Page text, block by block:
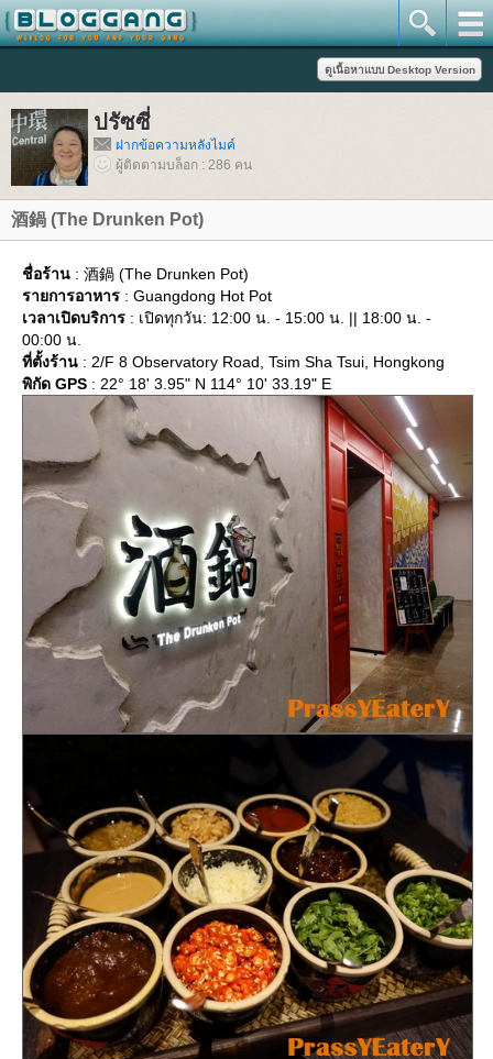
ปรัซซี่
ฝากข้อความหลังไมค์
ผู้ติดตามบล็อก : 286 คน
酒鍋 (The Drunken Pot)
ชื่อร้าน : 酒鍋 (The Drunken Pot)
รายการอาหาร : Guangdong Hot Pot
เวลาเปิดบริการ : เปิดทุกวัน: 12:00 น. - 15:00 น. || 18:00 น. -
00:00 น.
ที่ตั้งร้าน : 2/F 8 Observatory Road, Tsim Sha Tsui, Hongkong
พิกัด GPS : 22° 18' 3.95" N 114° 10' 33.19" E